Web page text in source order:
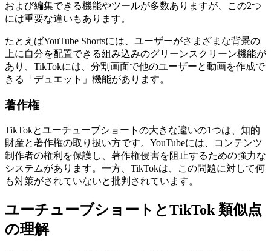
および編集できる機能やツールが多数ありますが、この2つ
には重要な違いもあります。
たとえばYouTube Shortsには、ユーザーがさまざまな背景の
上に自分を配置できる組み込みのグリーンスクリーン機能が
あり、TikTokには、分割画面で他のユーザーと動画を作成で
きる「デュエット」機能があります。
著作権
TikTokとユーチューブショートの大きな違いの1つは、知的
財産と著作権の取り扱い方です。YouTubeには、コンテンツ
制作者の権利を保護し、著作権侵害を阻止するための強力な
システムがあります。一方、TikTokは、この問題に対して何
も対策がされていないと批判されています。
ユーチューブショートとTikTok 類似点
の理解